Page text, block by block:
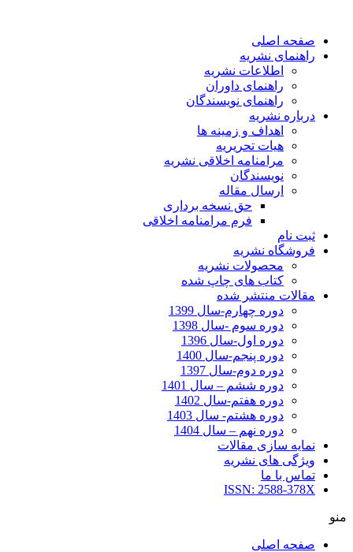
صفحه اصلی
راهنمای نشریه
اطلاعات نشریه
راهنمای داوران
راهنمای نویسندگان
درباره نشریه
اهداف و زمینه ها
هیات تحریریه
مرامنامه اخلاقی نشریه
نویسندگان
ارسال مقاله
حق نسخه برداری
فرم مرامنامه اخلاقی
ثبت نام
فروشگاه نشریه
محصولات نشریه
کتاب های چاپ شده
مقالات منتشر شده
دوره چهارم-سال 1399
دوره سوم -سال 1398
دوره اول-سال 1396
دوره پنجم-سال 1400
دوره دوم-سال 1397
دوره ششم – سال 1401
دوره هفتم-سال 1402
دوره هشتم- سال 1403
دوره نهم – سال 1404
نمایه سازی مقالات
ویژگی های نشریه
تماس با ما
ISSN: 2588-378X
منو
صفحه اصلی